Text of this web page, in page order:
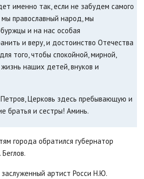
именно так, если не забудем самого
мы православный народ, мы
и на нас особая
и веру, и достоинство Отечества
того, чтобы спокойной, мирной,
наших детей, внуков и
Церковь здесь пребывающую и
братья и сестры! Аминь.
города обратился губернатор
артист Росси Н.Ю.